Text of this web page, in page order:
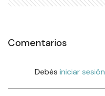
Comentarios
Debés iniciar sesión